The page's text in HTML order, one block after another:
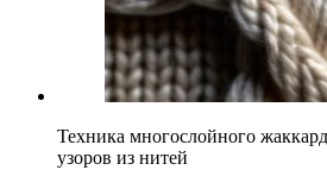
Техника многослойного
узоров из нитей